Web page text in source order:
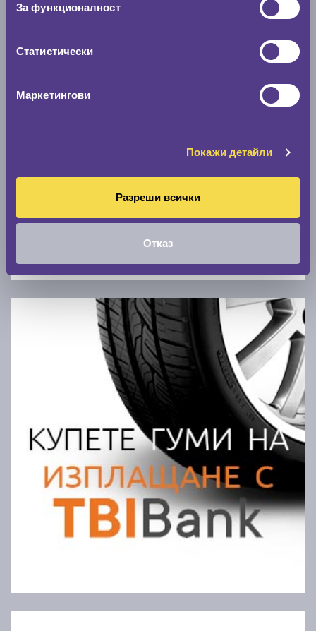
За функционалност
Статистически
Маркетингови
Покажи детайли
Разреши всички
Отказ